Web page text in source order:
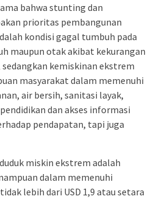
bahwa stunting dan
prioritas pembangunan
kondisi gagal tumbuh pada
maupun otak akibat kekurangan
kemiskinan ekstrem
masyarakat dalam memenuhi
air bersih, sanitasi layak,
dan akses informasi
pendapatan, tapi juga
miskin ekstrem adalah
dalam memenuhi
lebih dari USD 1,9 atau setara